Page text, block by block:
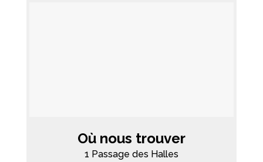
Où nous trouver
1 Passage des Halles